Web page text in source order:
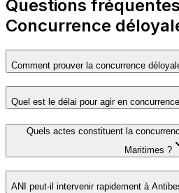
Questions
Concurrence
Comment prouver la concurrence
Quel est le délai pour agir en
Quels actes constituent la
Maritimes ?
ANI peut-il intervenir rapidement à